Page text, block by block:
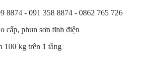
8874 - 091 358 8874 - 0862 765 726
cấp, phun sơn tĩnh điện
100 kg trên 1 tầng